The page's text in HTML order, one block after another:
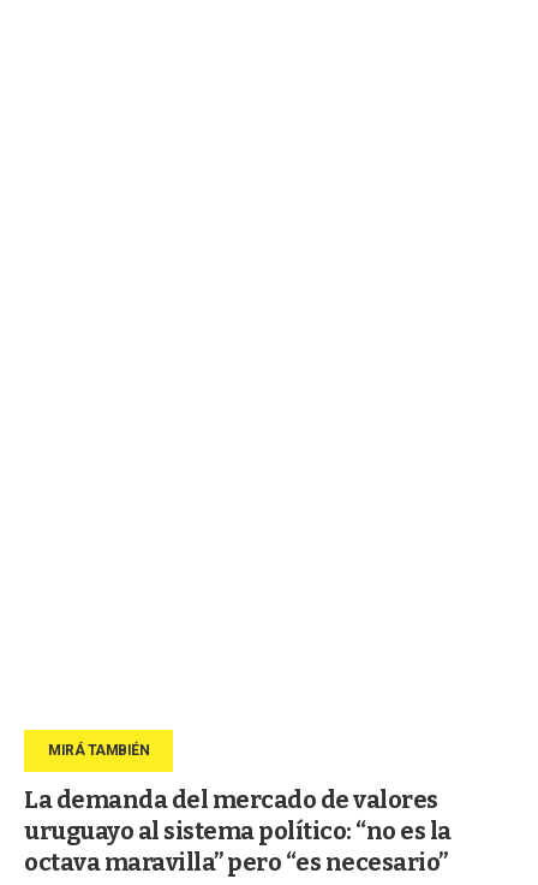
La demanda del mercado de valores
uruguayo al sistema político: “no es la
octava maravilla” pero “es necesario”